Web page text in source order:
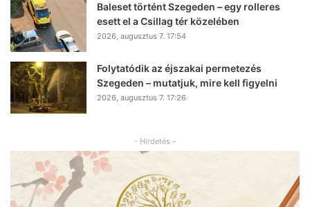
Baleset történt Szegeden – egy rolleres
esett el a Csillag tér közelében
2026, augusztus 7. 17:54
Folytatódik az éjszakai permetezés
Szegeden – mutatjuk, mire kell figyelni
2026, augusztus 7. 17:26
- Hirdetés -